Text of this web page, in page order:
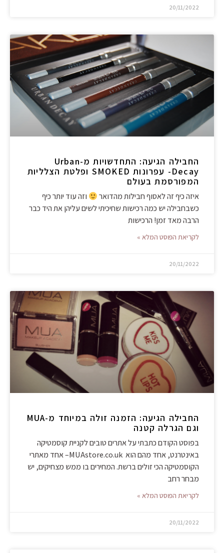
20/11/2022
החבילה הגיעה: התחדשויות מ-Urban
Decay- עפרונות SMOKED ופלטת הצלליות
המפורסמת בעולם
איזה כיף זה לאסוף חבילות מהדואר
וזה עוד יותר כיף
כשבחבילה יש כמה רכישות שחיכיתי לשים עליהן את היד כבר
הרבה מאד זמן! הרכישות
לקריאת הפוסט המלא »
20/11/2022
החבילה הגיעה: הזמנה זולה במיוחד מ-MUA
וגם הגרלה קטנה
בפוסט הקודם כתבתי על אתרים טובים לקניית קוסמטיקה
באינטרנט, אחד מהם הוא MUAstore.co.uk– אחד מאתרי
הקוסמטיקה הכי זולים ברשת. המחירים בו ממש מצחיקים, יש
מבחר רחב
לקריאת הפוסט המלא »
20/11/2022